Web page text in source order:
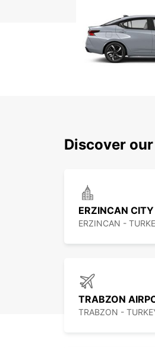
Discover
ERZINCAN CITY
ERZINCAN -
TRABZON -